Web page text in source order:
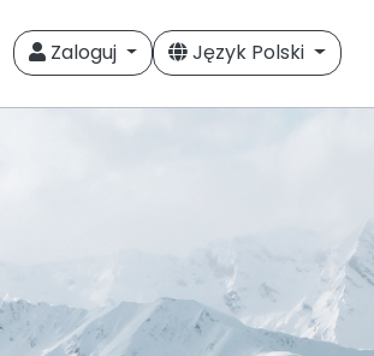
Zaloguj Język Polski